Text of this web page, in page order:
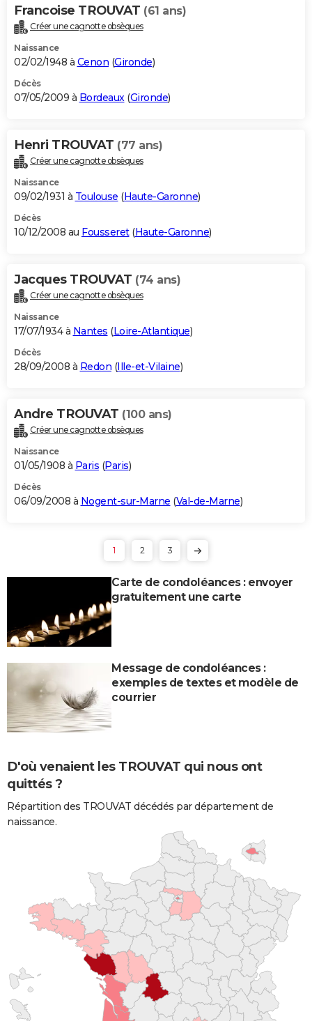
Francoise TROUVAT (61 ans)
Créer une cagnotte obsèques
Naissance
02/02/1948 à Cenon (Gironde)
Décès
07/05/2009 à Bordeaux(Gironde)
Henri TROUVAT (77 ans)
Créer une cagnotte obsèques
Naissance
09/02/1931 à Toulouse (Haute-Garonne)
Décès
10/12/2008 au Fousseret(Haute-Garonne)
Jacques TROUVAT (74 ans)
Créer une cagnotte obsèques
Naissance
17/07/1934 à Nantes (Loire-Atlantique)
Décès
28/09/2008 à Redon (Ille-et-Vilaine)
Andre TROUVAT (100 ans)
Créer une cagnotte obsèques
Naissance
01/05/1908 à Paris (Paris)
Décès
06/09/2008 à Nogent-sur-Marne (Val-de-Marne)
1 2 3
Carte de condoléances : envoyer
gratuitement une carte
Message de condoléances :
exemples de textes et modèle de
courrier
D'où venaient les TROUVAT qui nous ont
quittés ?
Répartition des TROUVAT décédés par département de
naissance.